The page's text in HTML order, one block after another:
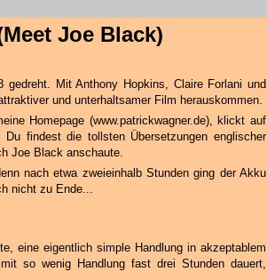
Joe Black)
Mit Anthony Hopkins, Claire Forlani und
und unterhaltsamer Film herauskommen.
Homepage (www.patrickwagner.de), klickt auf
findest die tollsten Übersetzungen englischer
Joe Black anschaute.
nach etwa zweieinhalb Stunden ging der Akku
nicht zu Ende...
eine eigentlich simple Handlung in akzeptablem
so wenig Handlung fast drei Stunden dauert,